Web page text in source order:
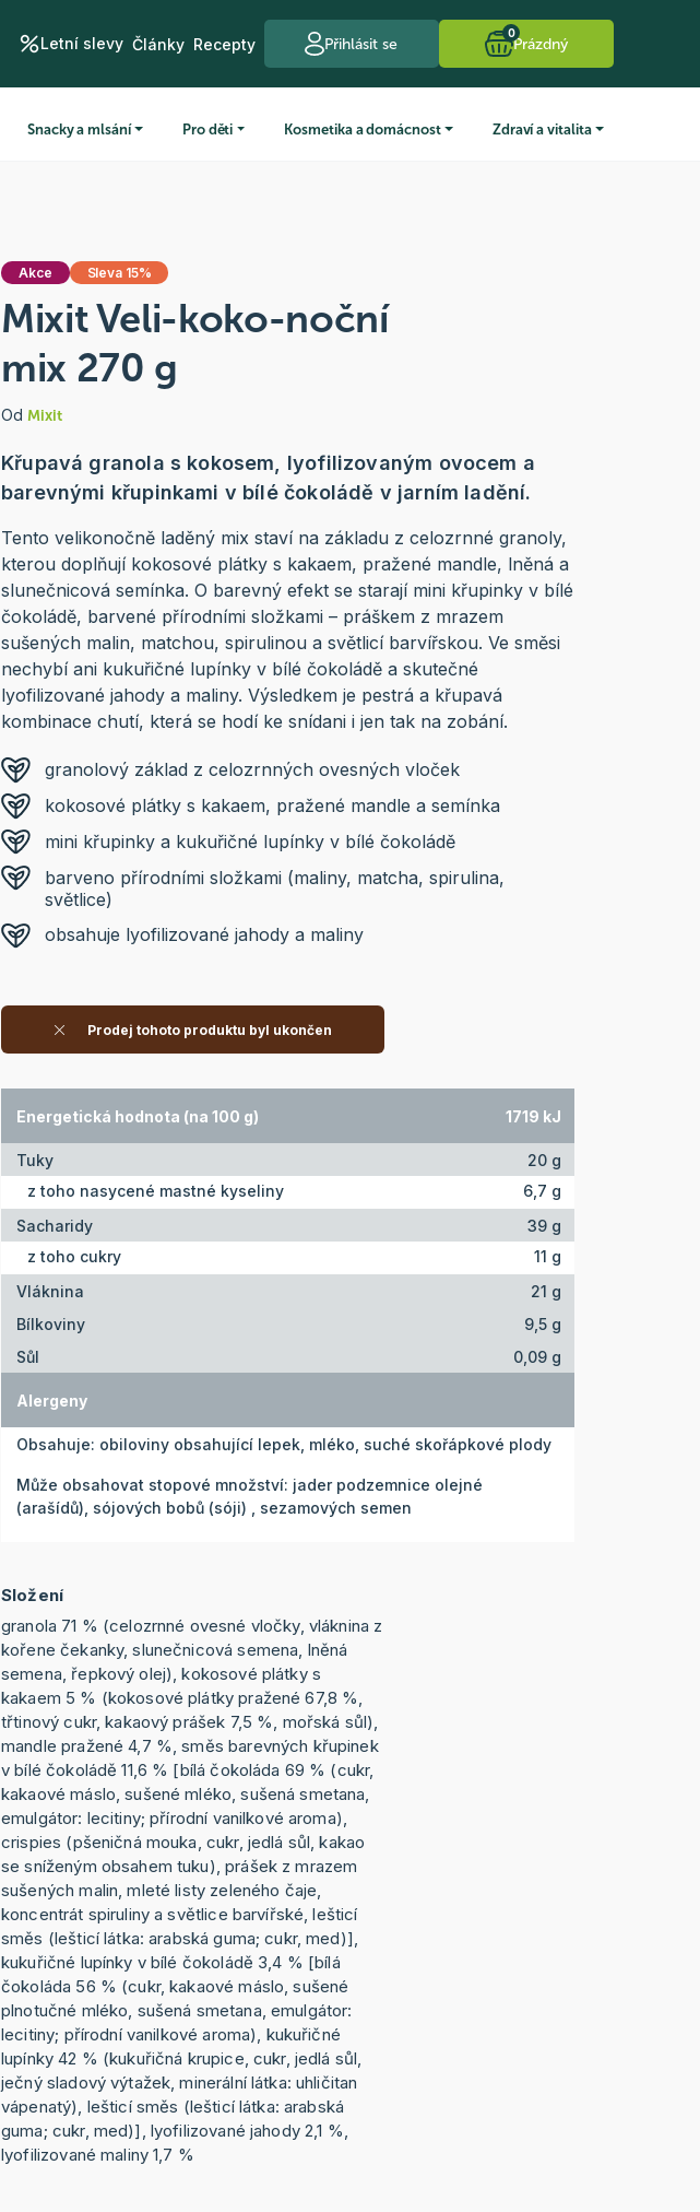
Letní slevy Články Recepty Přihlásit se
0
Prázdný
Snacky a mlsání Pro děti Kosmetika a domácnost Zdraví a vitalita
Akce Sleva 15%
Mixit Veli-koko-noční
mix 270 g
Od Mixit
Křupavá granola s kokosem, lyofilizovaným ovocem a
barevnými křupinkami v bílé čokoládě v jarním ladění.
Tento velikonočně laděný mix staví na základu z celozrnné granoly,
kterou doplňují kokosové plátky s kakaem, pražené mandle, lněná a
slunečnicová semínka. O barevný efekt se starají mini křupinky v bílé
čokoládě, barvené přírodními složkami – práškem z mrazem
sušených malin, matchou, spirulinou a světlicí barvířskou. Ve směsi
nechybí ani kukuřičné lupínky v bílé čokoládě a skutečné
lyofilizované jahody a maliny. Výsledkem je pestrá a křupavá
kombinace chutí, která se hodí ke snídani i jen tak na zobání.
granolový základ z celozrnných ovesných vloček
kokosové plátky s kakaem, pražené mandle a semínka
mini křupinky a kukuřičné lupínky v bílé čokoládě
barveno přírodními složkami (maliny, matcha, spirulina,
světlice)
obsahuje lyofilizované jahody a maliny
Prodej tohoto produktu byl ukončen
Energetická hodnota (na 100 g) 1719 kJ
Tuky
20 g
z toho nasycené mastné kyseliny
6,7 g
Sacharidy
39 g
z toho cukry
11 g
Vláknina
21 g
Bílkoviny
9,5 g
Sůl
0,09 g
Alergeny
Obsahuje: obiloviny obsahující lepek, mléko, suché skořápkové plody
Může obsahovat stopové množství: jader podzemnice olejné
(arašídů), sójových bobů (sóji) , sezamových semen
Složení
granola 71 % (celozrnné ovesné vločky, vláknina z
kořene čekanky, slunečnicová semena, lněná
semena, řepkový olej), kokosové plátky s
kakaem 5 % (kokosové plátky pražené 67,8 %,
třtinový cukr, kakaový prášek 7,5 %, mořská sůl),
mandle pražené 4,7 %, směs barevných křupinek
v bílé čokoládě 11,6 % [bílá čokoláda 69 % (cukr,
kakaové máslo, sušené mléko, sušená smetana,
emulgátor: lecitiny; přírodní vanilkové aroma),
crispies (pšeničná mouka, cukr, jedlá sůl, kakao
se sníženým obsahem tuku), prášek z mrazem
sušených malin, mleté listy zeleného čaje,
koncentrát spiruliny a světlice barvířské, lešticí
směs (lešticí látka: arabská guma; cukr, med)],
kukuřičné lupínky v bílé čokoládě 3,4 % [bílá
čokoláda 56 % (cukr, kakaové máslo, sušené
plnotučné mléko, sušená smetana, emulgátor:
lecitiny; přírodní vanilkové aroma), kukuřičné
lupínky 42 % (kukuřičná krupice, cukr, jedlá sůl,
ječný sladový výtažek, minerální látka: uhličitan
vápenatý), lešticí směs (lešticí látka: arabská
guma; cukr, med)], lyofilizované jahody 2,1 %,
lyofilizované maliny 1,7 %